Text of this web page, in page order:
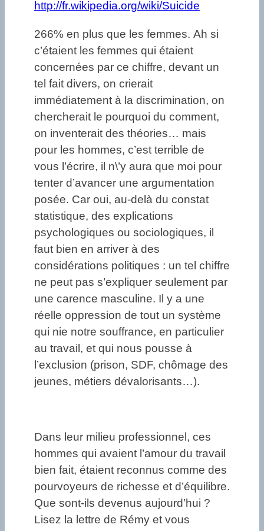
http://fr.wikipedia.org/wiki/Suicide
266% en plus que les femmes. Ah si
c’étaient les femmes qui étaient
concernées par ce chiffre, devant un
tel fait divers, on crierait
immédiatement à la discrimination, on
chercherait le pourquoi du comment,
on inventerait des théories… mais
pour les hommes, c’est terrible de
vous l’écrire, il n\’y aura que moi pour
tenter d’avancer une argumentation
posée. Car oui, au-delà du constat
statistique, des explications
psychologiques ou sociologiques, il
faut bien en arriver à des
considérations politiques : un tel chiffre
ne peut pas s’expliquer seulement par
une carence masculine. Il y a une
réelle oppression de tout un système
qui nie notre souffrance, en particulier
au travail, et qui nous pousse à
l’exclusion (prison, SDF, chômage des
jeunes, métiers dévalorisants…).
Dans leur milieu professionnel, ces
hommes qui avaient l’amour du travail
bien fait, étaient reconnus comme des
pourvoyeurs de richesse et d’équilibre.
Que sont-ils devenus aujourd’hui ?
Lisez la lettre de Rémy et vous